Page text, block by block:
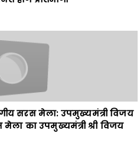
सरस मेला: उपमुख्यमंत्री विजय
का उपमुख्यमंत्री श्री विजय